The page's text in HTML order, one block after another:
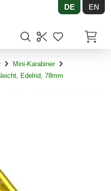
DE EN
Mini-Karabiner
Edelrid, 78mm